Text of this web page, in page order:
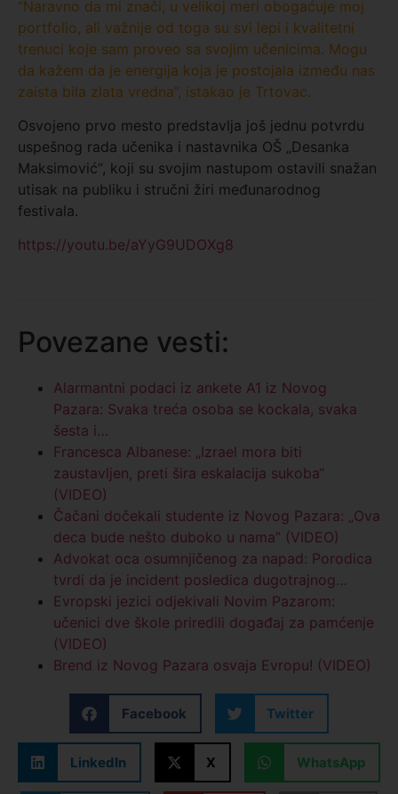
“Naravno da mi znači, u velikoj meri obogaćuje moj
portfolio, ali važnije od toga su svi lepi i kvalitetni
trenuci koje sam proveo sa svojim učenicima. Mogu
da kažem da je energija koja je postojala između nas
zaista bila zlata vredna”, istakao je Trtovac.
Osvojeno prvo mesto predstavlja još jednu potvrdu
uspešnog rada učenika i nastavnika OŠ „Desanka
Maksimović“, koji su svojim nastupom ostavili snažan
utisak na publiku i stručni žiri međunarodnog
festivala.
https://youtu.be/aYyG9UDOXg8
Povezane vesti:
Alarmantni podaci iz ankete A1 iz Novog
Pazara: Svaka treća osoba se kockala, svaka
šesta i…
Francesca Albanese: „Izrael mora biti
zaustavljen, preti šira eskalacija sukoba“
(VIDEO)
Čačani dočekali studente iz Novog Pazara: „Ova
deca bude nešto duboko u nama” (VIDEO)
Advokat oca osumnjičenog za napad: Porodica
tvrdi da je incident posledica dugotrajnog…
Evropski jezici odjekivali Novim Pazarom:
učenici dve škole priredili događaj za pamćenje
(VIDEO)
Brend iz Novog Pazara osvaja Evropu! (VIDEO)
Facebook Twitter
LinkedIn X WhatsApp